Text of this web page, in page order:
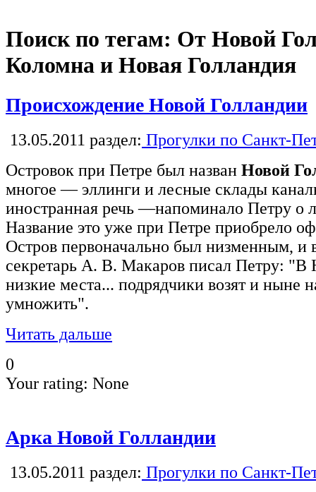
Поиск по тегам: От Новой
Коломна и Новая Голландия
Происхождение Новой Голландии
13.05.2011 раздел: Прогулки по Санкт-
Островок при Петре был назван Новой
многое — эллинги и лесные склады
иностранная речь —напоминало Петру о
Название это уже при Петре приобрело
Остров первоначально был низменным, и
секретарь А. В. Макаров писал Петру: "В
низкие места... подрядчики возят и ныне
умножить".
Читать дальше
0
Your rating: None
Арка Новой Голландии
13.05.2011 раздел: Прогулки по Санкт-